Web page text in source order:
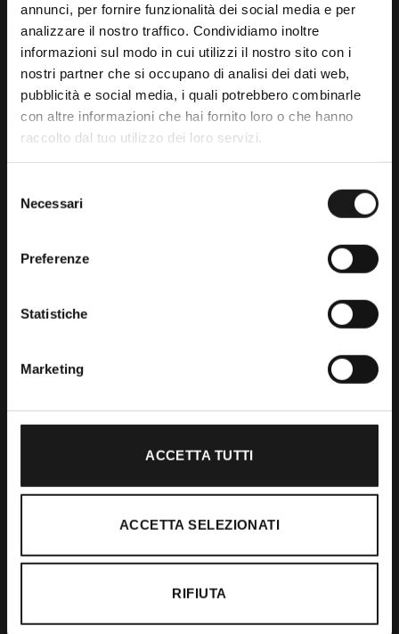
annunci, per fornire funzionalità dei social media e per
analizzare il nostro traffico. Condividiamo inoltre
informazioni sul modo in cui utilizzi il nostro sito con i
nostri partner che si occupano di analisi dei dati web,
pubblicità e social media, i quali potrebbero combinarle
con altre informazioni che hai fornito loro o che hanno
raccolto dal tuo utilizzo dei loro servizi.
delNecessari
Preferenze
Statistiche
Marketing
ACCETTA TUTTI
ACCETTA SELEZIONATI
RIFIUTA
Da trenta anni il punto di riferimento
per gli amanti dell’outdoor.
RRTrek
4.6
Basato su 476 recensioni
powered byGoogle
lascia una recensione su
Abbigliamento
Accessori
Spedizioni